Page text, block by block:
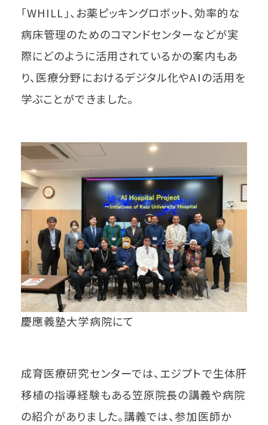
「WHILL」、お薬ピッキングロボット、効率的な
病床管理のためのコマンドセンターなどが実
際にどのように活用されているかの案内もあ
り、医療分野におけるデジタル化やAIの活用を
学ぶことができました。
慶應義塾大学病院にて
成育医療研究センターでは、エジプトで生体肝
移植の指導経験もある笠原院長の講義や病院
の紹介がありました。講義では、参加医師か